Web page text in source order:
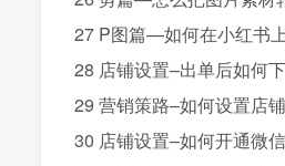
27 P图篇—如何在小红书
28 店铺设置–出单后如何
29 营销策路–如何设置店
30 店铺设置–如何开通微